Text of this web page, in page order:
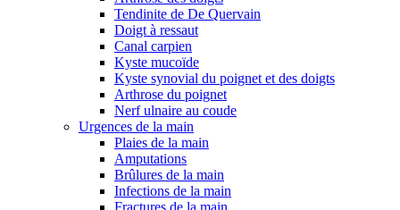
Tendinite de De Quervain
Doigt à ressaut
Canal carpien
Kyste mucoïde
Kyste synovial du poignet et des doigts
Arthrose du poignet
Nerf ulnaire au coude
Urgences de la main
Plaies de la main
Amputations
Brûlures de la main
Infections de la main
Fractures de la main